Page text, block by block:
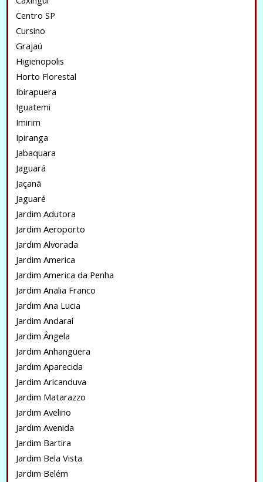
Centro SP
Cursino
Grajaú
Higienopolis
Horto Florestal
Ibirapuera
Iguatemi
Imirim
Ipiranga
Jabaquara
Jaguará
Jaçanã
Jaguaré
Jardim Adutora
Jardim Aeroporto
Jardim Alvorada
Jardim America
Jardim America da Penha
Jardim Analia Franco
Jardim Ana Lucia
Jardim Andaraí
Jardim Ângela
Jardim Anhangüera
Jardim Aparecida
Jardim Aricanduva
Jardim Matarazzo
Jardim Avelino
Jardim Avenida
Jardim Bartira
Jardim Bela Vista
Jardim Belém